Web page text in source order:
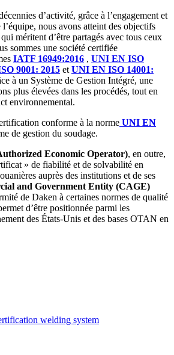
d’activité, grâce à l’engagement et
nous avons atteint des objectifs
méritent d’être partagés avec tous ceux
sommes une société certifiée
IATF 16949:2016 , UNI EN ISO
9001: 2015 et UNI EN ISO 14001:
à un Système de Gestion Intégré, une
plus élevées dans les procédés, tout en
environnemental.
conforme à la norme UNI EN
de gestion du soudage.
Economic Operator), en outre,
» de fiabilité et de solvabilité en
auprès des institutions et de ses
and Government Entity (CAGE)
de Daken à certaines normes de qualité
d’être positionnée parmi les
des États-Unis et des bases OTAN en